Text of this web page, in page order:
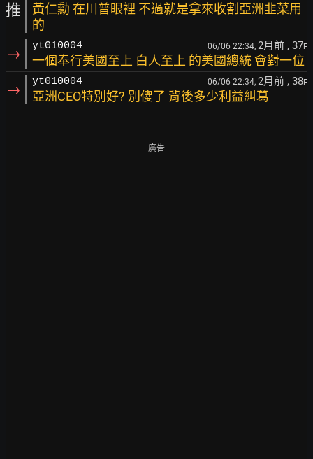
推
黃仁勳 在川普眼裡 不過就是拿來收割亞洲韭菜用
的
→ yt010004 06/06 22:34, 2月前 , 37F
一個奉行美國至上 白人至上 的美國總統 會對一位
→ yt010004 06/06 22:34, 2月前 , 38F
亞洲CEO特別好? 別傻了 背後多少利益糾葛
廣告